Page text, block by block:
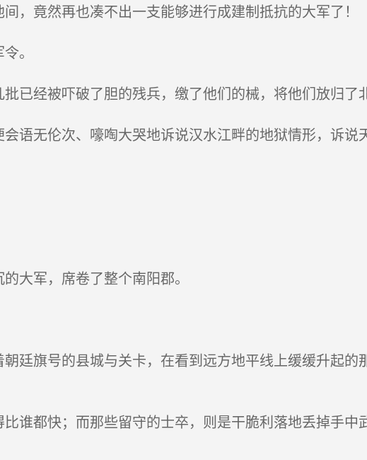
，竟然再也凑不出一支能够进行成建制抵抗的大军了！
。
已经被吓破了胆的残兵，缴了他们的械，将他们放归了
语无伦次、嚎啕大哭地诉说汉水江畔的地狱情形，诉说
大军，席卷了整个南阳郡。
廷旗号的县城与关卡，在看到远方地平线上缓缓升起的
谁都快；而那些留守的士卒，则是干脆利落地丢掉手中